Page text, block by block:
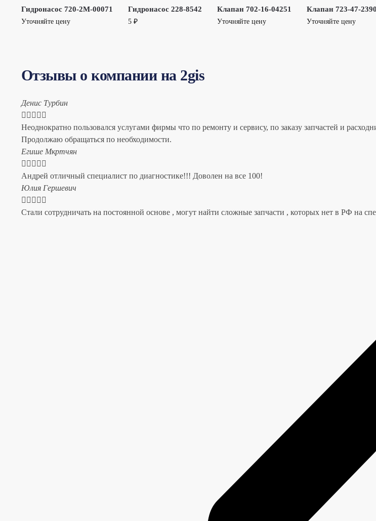
Гидронасос 720-2M-00071
Уточняйте цену
Гидронасос 228-8542
5 ₽
Клапан 702-16-04251
Уточняйте цену
Клапан 723-47-
Уточняйте цену
Отзывы о компании на 2gis
Денис Турбин
    
Неоднократно пользовался услугами фирмы что по ремонту и сервису, по заказу запчастей и
Продолжаю обращаться по необходимости.
​Егише Мкртчян
    
Андрей отличный специалист по диагностике!!! Доволен на все 100!
​Юлия Гершевич
    
Стали сотрудничать на постоянной основе , могут найти сложные запчасти , которых нет в РФ на